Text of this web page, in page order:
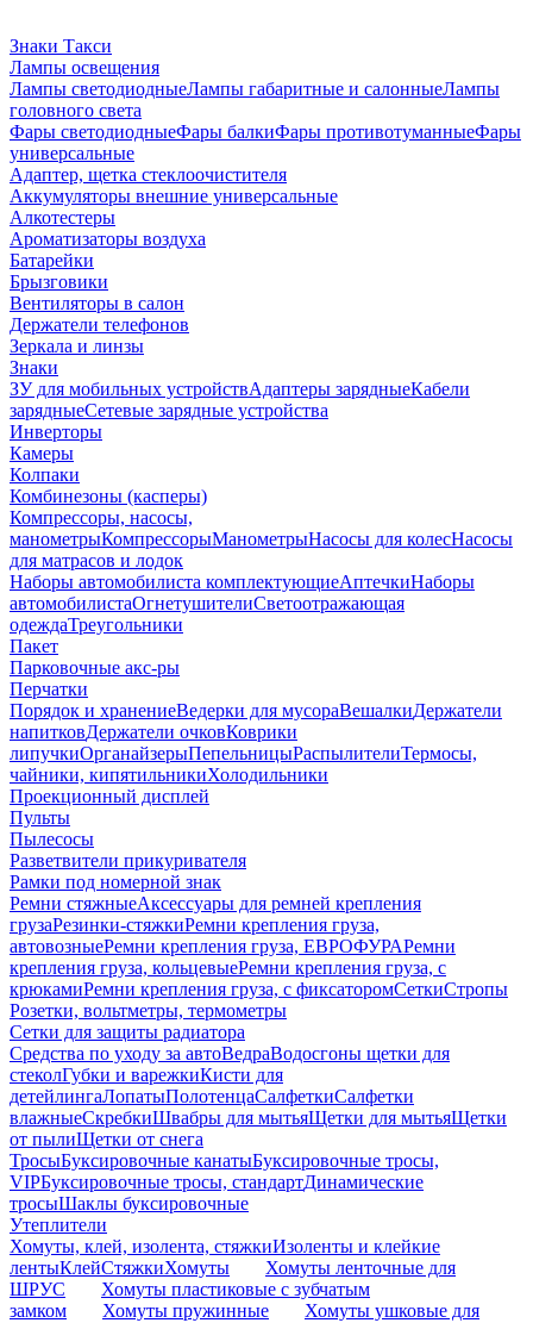
Знаки Такси
Лампы освещения
Лампы светодиодныеЛампы габаритные и салонныеЛампы
головного света
Фары светодиодныеФары балкиФары противотуманныеФары
универсальные
Адаптер, щетка стеклоочистителя
Аккумуляторы внешние универсальные
Алкотестеры
Ароматизаторы воздуха
Батарейки
Брызговики
Вентиляторы в салон
Держатели телефонов
Зеркала и линзы
Знаки
ЗУ для мобильных устройствАдаптеры зарядныеКабели
зарядныеСетевые зарядные устройства
Инверторы
Камеры
Колпаки
Комбинезоны (касперы)
Компрессоры, насосы,
манометрыКомпрессорыМанометрыНасосы для колесНасосы
для матрасов и лодок
Наборы автомобилиста комплектующиеАптечкиНаборы
автомобилистаОгнетушителиСветоотражающая
одеждаТреугольники
Пакет
Парковочные акс-ры
Перчатки
Порядок и хранениеВедерки для мусораВешалкиДержатели
напитковДержатели очковКоврики
липучкиОрганайзерыПепельницыРаспылителиТермосы,
чайники, кипятильникиХолодильники
Проекционный дисплей
Пульты
Пылесосы
Разветвители прикуривателя
Рамки под номерной знак
Ремни стяжныеАксессуары для ремней крепления
грузаРезинки-стяжкиРемни крепления груза,
автовозныеРемни крепления груза, ЕВРОФУРАРемни
крепления груза, кольцевыеРемни крепления груза, с
крюкамиРемни крепления груза, с фиксаторомСеткиСтропы
Розетки, вольтметры, термометры
Сетки для защиты радиатора
Средства по уходу за автоВедраВодосгоны щетки для
стеколГубки и варежкиКисти для
детейлингаЛопатыПолотенцаСалфеткиСалфетки
влажныеСкребкиШвабры для мытьяЩетки для мытьяЩетки
от пылиЩетки от снега
ТросыБуксировочные канатыБуксировочные тросы,
VIPБуксировочные тросы, стандартДинамические
тросыШаклы буксировочные
Утеплители
Хомуты, клей, изолента, стяжкиИзоленты и клейкие
лентыКлейСтяжкиХомуты
Хомуты ленточные для
ШРУС
Хомуты пластиковые с зубчатым
замком
Хомуты пружинные
Хомуты ушковые для